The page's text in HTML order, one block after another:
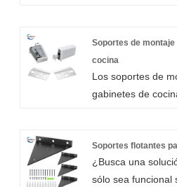
pared se monte
Dependiendo del
industrial,
soporte cada 14-
alta calidad, están
garantizar que
recto, el
Soportes de
cocina
Los soportes de
gabinetes de
compañía, la
de alta calidad y
para producir, con
Soportes flotantes
¿Busca una
sólo sea funcional